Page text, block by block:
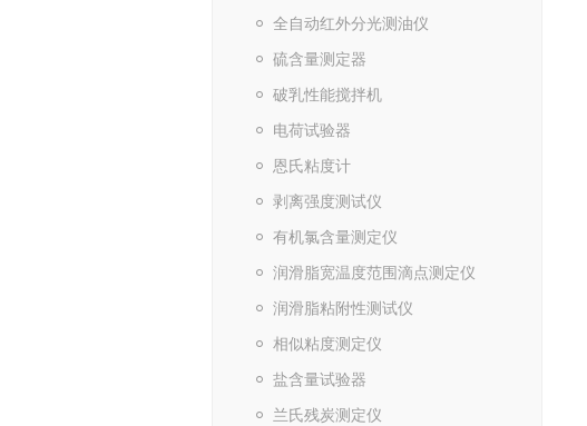
全自动红外分光测油仪
硫含量测定器
破乳性能搅拌机
电荷试验器
恩氏粘度计
剥离强度测试仪
有机氯含量测定仪
润滑脂宽温度范围滴点测定仪
润滑脂粘附性测试仪
相似粘度测定仪
盐含量试验器
兰氏残炭测定仪